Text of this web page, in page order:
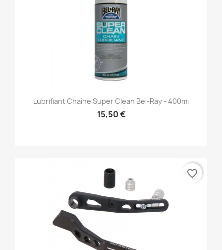
Lubrifiant Chaîne Super Clean Bel-Ray - 400ml
15,50 €
favorite_border